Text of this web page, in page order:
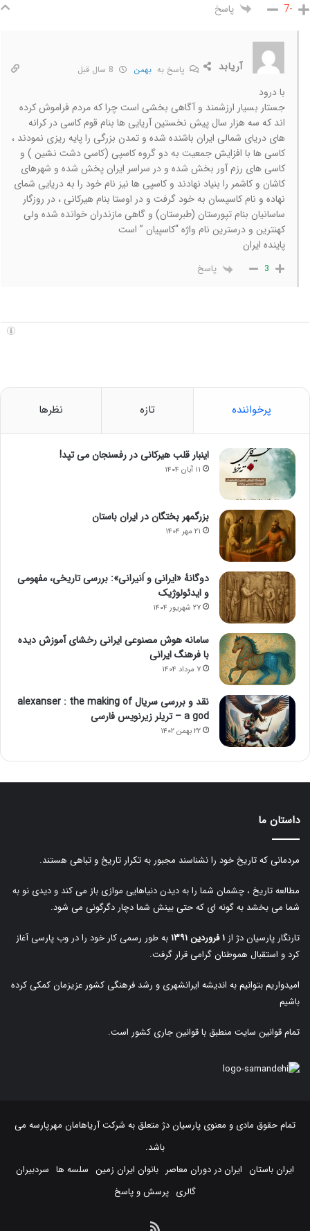
-7 پاسخ
آریابد پاسخ بهبهمن
با درود
جستار بسیار ارزشمند و آگاهی بخشی است چرا که مردم فراموش کرده
اند که سه هزار سال پیش نخستین آریایی ها بنام قوم کاسی در کرانه
های دریای شمالی ایران باشنده شده و تمدن بزرگی را پایه ریزی نمودند ،
کاسی ها با افزایش جمعیت به دو گروه کاسپی (کاسی دشت نشین ) و
کاسی های رزم آور بخش شده و در سراسر ایران پخش شده و شهرهای
کاشان و کاشمر را بنیاد نهادند و کاسپی ها نیز نام خود را به دریایی شمای
نهاده و نام کاسپسان به خود گرفت و در اوستا بنام هیرکانی ، در روزگار
ساسانیان بنام تپورستان (طبرستان) و گاهی مازندران خوانده شده ولی
کهنترین و درسترین نام واژه “کاسپیان ” است
پاینده ایران
3 پاسخ
پرخواننده تازه نظرها
اینبار قلب هیرکانی در رفسنجان می تپد!
۱۱ آبان ۱۴۰۴
بزرگمهر بختگان در ایران باستان
۲۱ مهر ۱۴۰۴
دوگانهٔ «ایرانی و اَنیرانی»: بررسی تاریخی، مفهومی
و ایدئولوژیک
۲۷ شهریور ۱۴۰۴
سامانه هوش مصنوعی ایرانی رخشای آموزش دیده
با فرهنگ ایرانی
۷ مرداد ۱۴۰۴
نقد و بررسی سریال alexanser : the making of
a god – تریلر زیرنویس فارسی
۲۲ بهمن ۱۴۰۲
داستان ما
مردمانی که تاریخ خود را نشناسند مجبور به تکرار تاریخ و تباهی هستند.
مطالعه تاریخ ، چشمان شما را به دیدن دنیاهایی موازی باز می کند و دیدی نو به
شما می بخشد به گونه ای که حتی بینش شما دچار دگرگونی می شود.
تارنگار پارسیان دژ از ۱ فروردین ۱۳۹۱
به طور رسمی کار خود را در وب پارسی آغاز
کرد و استقبال هموطنان گرامی قرار گرفت.
امیدواریم بتوانیم به اندیشه ایرانشهری و رشد فرهنگی کشور عزیزمان کمکی کرده
باشیم
تمام قوانین سایت منطبق با قوانین جاری کشور است.
تمام حقوق مادی و معنوی پارسیان دژ متعلق به شرکت آریاهامان مهرپارسه می
باشد.
ایران باستان ایران در دوران معاصر بانوان ایران زمین سلسه ها سردبیران
گالری پرسش و پاسخ
خوراک